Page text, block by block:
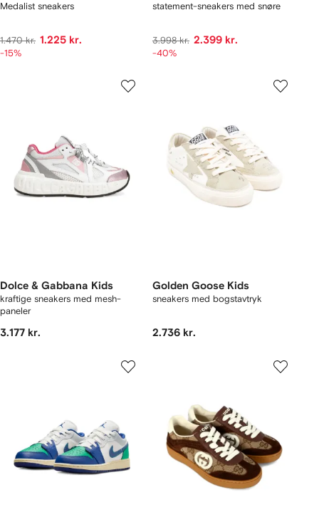
Medalist sneakers
1.470 kr. 1.225 kr.
-15%
statement-sneakers med snøre
3.998 kr. 2.399 kr.
-40%
Dolce & Gabbana Kids
kraftige sneakers med mesh-
paneler
3.177 kr.
Golden Goose Kids
sneakers med bogstavtryk
2.736 kr.